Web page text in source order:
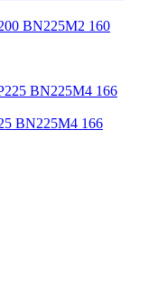
BN225M2 160
BN225M4 166